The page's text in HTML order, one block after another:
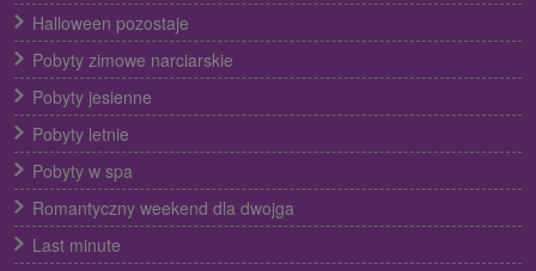
Halloween pozostaje
Pobyty zimowe narciarskie
Pobyty jesienne
Pobyty letnie
Pobyty w spa
Romantyczny weekend dla dwojga
Last minute